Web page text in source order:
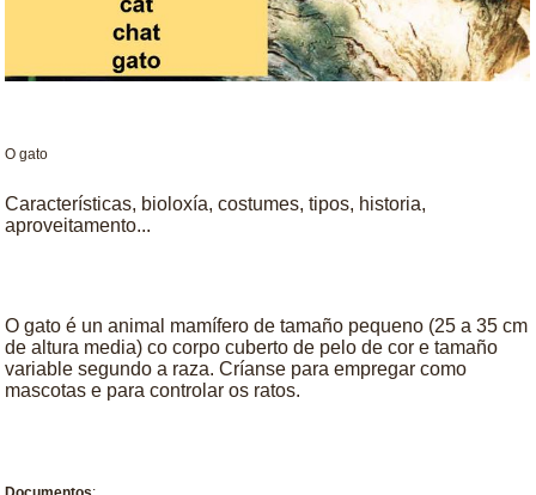
O gato
Características, bioloxía, costumes, tipos, historia,
aproveitamento...
O gato é un animal mamífero de tamaño pequeno (25 a 35 cm
de altura media) co corpo cuberto de pelo de cor e tamaño
variable segundo a raza. Críanse para empregar como
mascotas e para controlar os ratos.